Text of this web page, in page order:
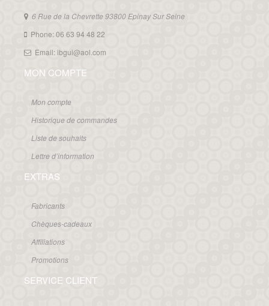
6 Rue de la Chevrette 93800 Epinay Sur Seine
Phone: 06 63 94 48 22
Email: ibgui@aol.com
MON COMPTE
Mon compte
Historique de commandes
Liste de souhaits
Lettre d’information
EXTRAS
Fabricants
Chèques-cadeaux
Affiliations
Promotions
SERVICE CLIENT